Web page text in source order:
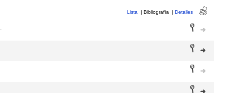
Lista | Bibliografía | Detalles